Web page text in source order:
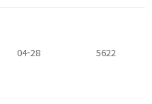
04-28 5622